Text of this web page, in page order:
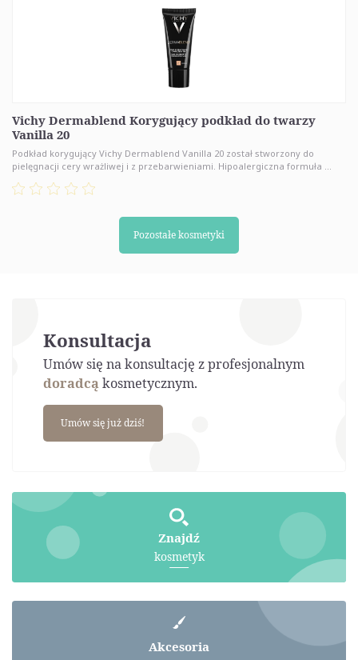
Vichy Dermablend Korygujący podkład do twarzy
Vanilla 20
Podkład korygujący Vichy Dermablend Vanilla 20 został stworzony do
pielęgnacji cery wrażliwej i z przebarwieniami. Hipoalergiczna formuła ...
Pozostałe kosmetyki
Konsultacja
Umów się na konsultację z profesjonalnym
doradcąkosmetycznym.
Umów się już dziś!
Znajdź
kosmetyk
Akcesoria